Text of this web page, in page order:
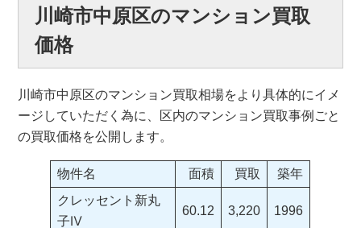
川崎市中原区のマンション買取
価格
川崎市中原区のマンション買取相場をより具体的にイメ
ージしていただく為に、区内のマンション買取事例ごと
の買取価格を公開します。
物件名 面積 買取
築年
クレッセント新丸
子Ⅳ
60.12 3,220 1996